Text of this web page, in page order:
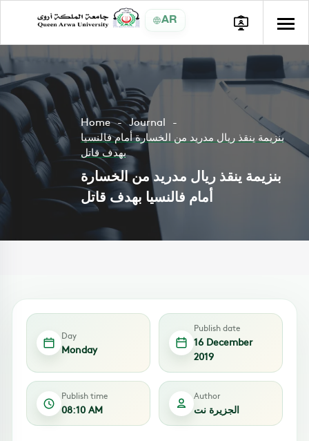
AR
Home
Journal
بنزيمة ينقذ ريال مدريد من الخسارة أمام فالنسيا
بهدف قاتل
بنزيمة ينقذ ريال مدريد من الخسارة
أمام فالنسيا بهدف قاتل
Day
Monday
Publish date
16 December
2019
Publish time
08:10 AM
Author
الجزيرة نت